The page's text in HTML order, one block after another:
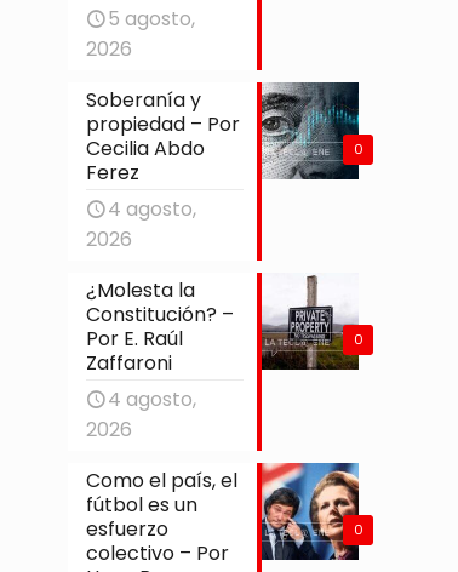
5 agosto,
2026
0
Soberanía y
propiedad – Por
Cecilia Abdo
Ferez
4 agosto,
2026
0
¿Molesta la
Constitución? –
Por E. Raúl
Zaffaroni
4 agosto,
2026
0
Como el país, el
fútbol es un
esfuerzo
colectivo – Por